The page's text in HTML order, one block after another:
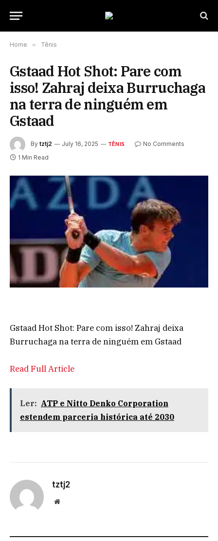
Home » Tênis
Gstaad Hot Shot: Pare com
isso! Zahraj deixa Burruchaga
na terra de ninguém em
Gstaad
By tztj2 July 16, 2025 TÊNIS
No Comments
1 Min Read
Gstaad Hot Shot: Pare com isso! Zahraj deixa
Burruchaga na terra de ninguém em Gstaad
Read Full Article
Ler: ATP e Nitto Denko Corporation
estendem parceria histórica até 2030
tztj2
Website